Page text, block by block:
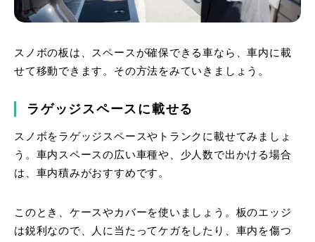
スノボの板は、スペースが確保できる車なら、車内に載
せて移動できます。その方法をみていきましょう。
ラゲッジスペースに載せる
スノボをラゲッジスペースやトランクに載せてみましょ
う。車内スペースの広い車種や、少人数で出かける場合
は、車内積みがおすすめです。
このとき、ケースやカバーを使いましょう。板のエッジ
は鋭利なので、人に当たってケガをしたり、車内を傷つ